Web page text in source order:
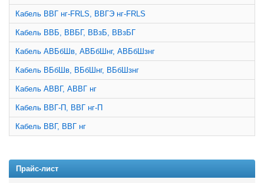
Кабель ВВГ нг-FRLS, ВВГЭ нг-FRLS
Кабель ВВБ, ВВБГ, ВВзБ, ВВзБГ
Кабель АВБбШв, АВБбШнг, АВБбШзнг
Кабель ВБбШв, ВБбШнг, ВБбШзнг
Кабель АВВГ, АВВГ нг
Кабель ВВГ-П, ВВГ нг-П
Кабель ВВГ, ВВГ нг
Прайс-лист